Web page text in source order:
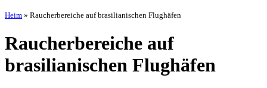
Heim » Raucherbereiche auf brasilianischen Flughäfen
Raucherbereiche auf
brasilianischen Flughäfen